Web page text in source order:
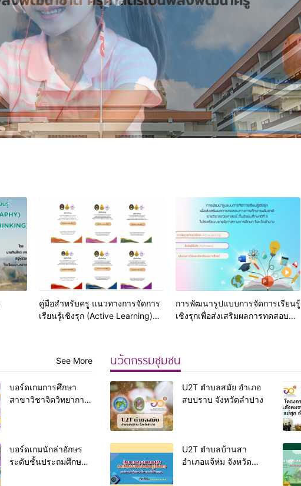
คู่มือสำหรับครู แนวทางการจัดการ
เรียนรู้เชิงรุก (Active Learning)
ตามแนวทางการประเมินของ
PISAเพื่อพัฒนาความสามารถการรู้
การพัฒนารูปแบบการจัดการเรียนรู้
เชิงรุกเพื่อส่งเสริมผลการทดสอบ
See More
บอร์ดเกมการศึกษา
สาขาวิชาจิตวิทยาการ
บอร์ดเกมนักล่าอักษร
ระดับชั้นประถมศึกษาปี
นวัตกรรมชุมชน
U2T ตำบลสมัย อำเภอ
สบปราบ จังหวัดลำปาง
U2T ตำบลบ้านสา
อำเภอแจ้ห่ม จังหวัด